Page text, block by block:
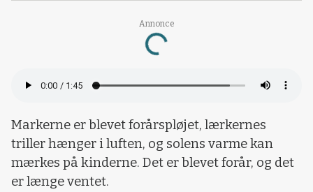
Annonce
Loading...
Markerne er blevet forårspløjet, lærkernes
triller hænger i luften, og solens varme kan
mærkes på kinderne. Det er blevet forår, og det
er længe ventet.